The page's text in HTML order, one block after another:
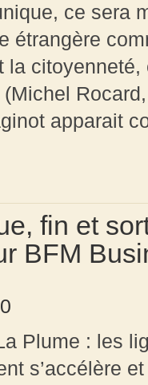
ce sera
étrangère
la
apparait
fin et
BFM
0
Plume : les
s’accélère